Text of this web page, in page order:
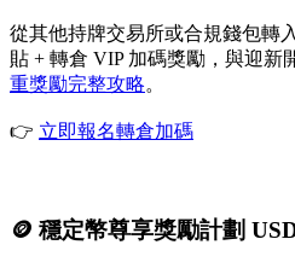
從其他持牌交易所或合規錢包轉
貼 + 轉倉 VIP 加碼獎勵，與迎新
重獎勵完整攻略。
👉 立即報名轉倉加碼
🪙 穩定幣尊享獎勵計劃